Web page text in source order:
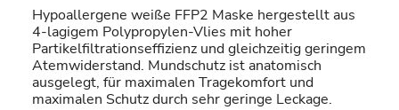
Hypoallergene weiße FFP2 Maske hergestellt aus
4-lagigem Polypropylen-Vlies mit hoher
Partikelfiltrationseffizienz und gleichzeitig geringem
Atemwiderstand. Mundschutz ist anatomisch
ausgelegt, für maximalen Tragekomfort und
maximalen Schutz durch sehr geringe Leckage.